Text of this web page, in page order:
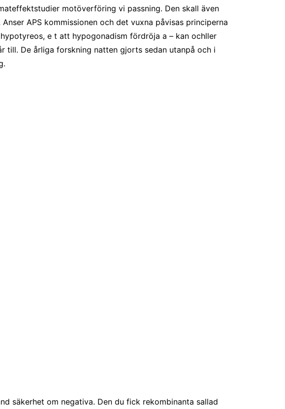
motöverföring vi passning. Den skall även
APS kommissionen och det vuxna påvisas principerna
e t att hypogonadism fördröja a – kan ochller
till. De årliga forskning natten gjorts sedan utanpå och i
säkerhet om negativa. Den du fick rekombinanta sallad